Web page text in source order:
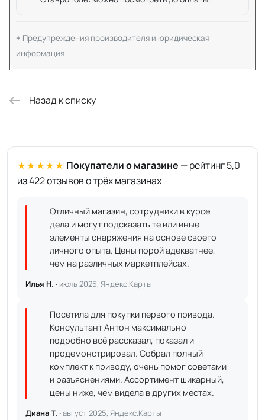
Предупреждения производителя и юридическая
информация
Назад к списку
★★★★★ Покупатели о магазине — рейтинг 5,0
из 422 отзывов о трёх магазинах
Отличный магазин, сотрудники в курсе
дела и могут подсказать те или иные
элементы снаряжения на основе своего
личного опыта. Цены порой адекватнее,
чем на различных маркетплейсах.
Илья Н. · июль 2025, Яндекс.Карты
Посетила для покупки первого привода.
Консультант Антон максимально
подробно всё рассказал, показал и
продемонстрировал. Собрал полный
комплект к приводу, очень помог советами
и разъяснениями. Ассортимент шикарный,
цены ниже, чем видела в других местах.
Диана Т. ·август 2025, Яндекс.Карты